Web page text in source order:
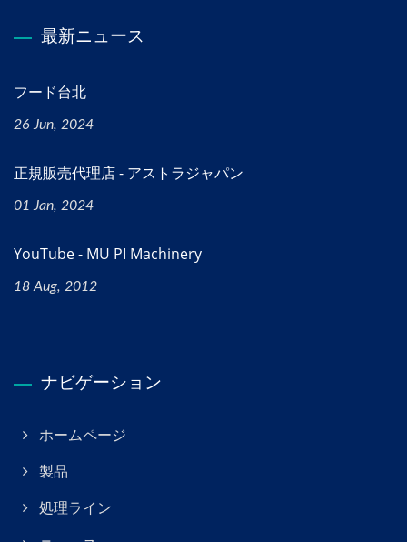
最新ニュース
フード台北
26 Jun, 2024
正規販売代理店 - アストラジャパン
01 Jan, 2024
YouTube - MU PI Machinery
18 Aug, 2012
ナビゲーション
ホームページ
製品
処理ライン